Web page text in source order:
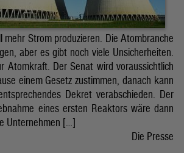
Strom produzieren. Die Atombranche
aber es gibt noch viele Unsicherheiten.
Atomkraft. Der Senat wird voraussichtlich
einem Gesetz zustimmen, danach kann
Dekret verabschieden. Der
eines ersten Reaktors wäre dann
Unternehmen […]
Die Presse